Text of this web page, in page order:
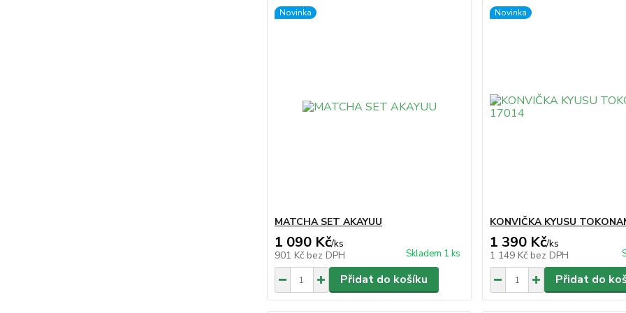
Novinka
MATCHA SET AKAYUU
1 090 Kč/ks
901 Kč bez DPH Skladem 1 ks
Přidat do košíku
Novinka
KONVIČKA KYUSU
1 390 Kč/ks
1 149 Kč bez DPH
Přidat do